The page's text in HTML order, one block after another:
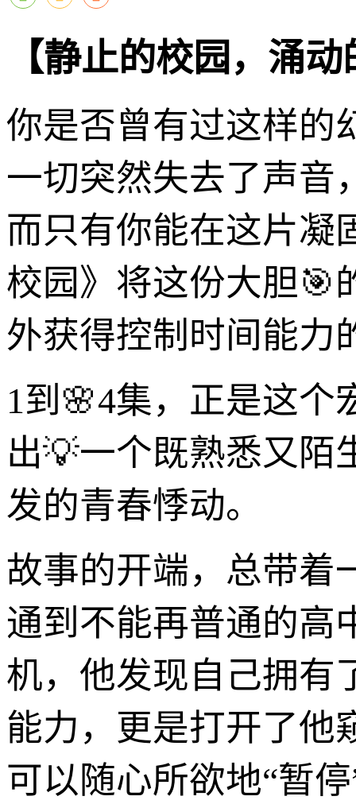
【静止的校园，涌
你是否曾有过这样的
一切突然失去了声音
而只有你能在这片凝
校园》将这份大胆🎯
外获得控制时间能力
1到🌸4集，正是这个
出💡一个既熟悉又陌
发的青春悸动。
故事的开端，总带着
通到不能再普通的高
机，他发现自己拥有
能力，更是打开了他
可以随心所欲地“暂